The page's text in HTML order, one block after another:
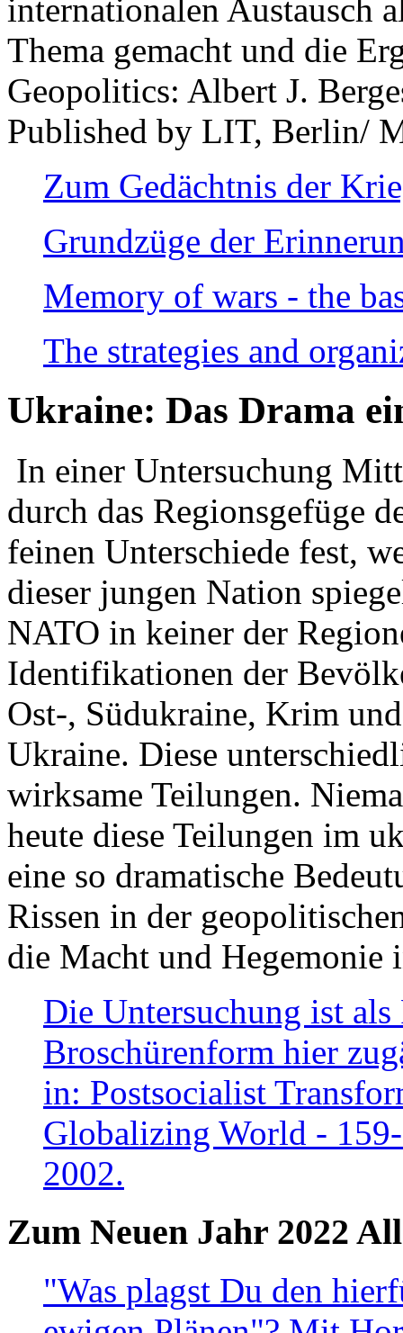
internationalen Austausch
Thema gemacht und die
Geopolitics: Albert J.
Published by LIT, Berlin/
Zum Gedächtnis der
Grundzüge der
Memory of wars - the
The strategies and
Ukraine: Das Drama
In einer Untersuchung
durch das Regionsgefüge
feinen Unterschiede fest,
dieser jungen Nation
NATO in keiner der
Identifikationen der
Ost-, Südukraine, Krim
Ukraine. Diese
wirksame Teilungen.
heute diese Teilungen im
eine so dramatische
Rissen in der
die Macht und Hegemonie
Die Untersuchung ist
Broschürenform hier
in: Postsocialist
Globalizing World -
2002.
Zum Neuen Jahr 2022
"Was plagst Du den